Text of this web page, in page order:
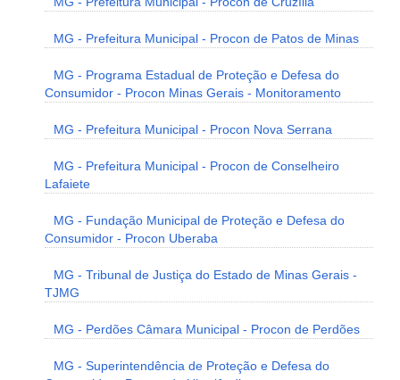
MG - Prefeitura Municipal - Procon de Patos de Minas
MG - Programa Estadual de Proteção e Defesa do
Consumidor - Procon Minas Gerais - Monitoramento
MG - Prefeitura Municipal - Procon Nova Serrana
MG - Prefeitura Municipal - Procon de Conselheiro
Lafaiete
MG - Fundação Municipal de Proteção e Defesa do
Consumidor - Procon Uberaba
MG - Tribunal de Justiça do Estado de Minas Gerais -
TJMG
MG - Perdões Câmara Municipal - Procon de Perdões
MG - Superintendência de Proteção e Defesa do